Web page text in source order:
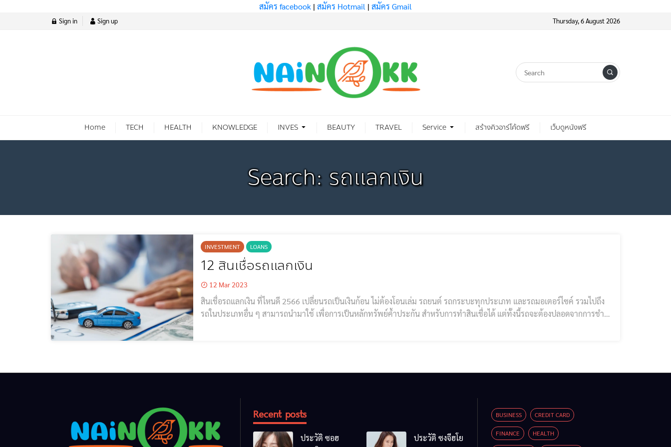
สมัคร facebook | สมัคร Hotmail | สมัคร Gmail
Sign in Sign up Thursday, 6 August 2026
Home TECH HEALTH KNOWLEDGE INVES BEAUTY TRAVEL Service สร้างคิวอาร์โค้ดฟรี เว็บดูหนังฟรี
Search: รถแลกเงิน
INVESTMENT LOANS
12 สินเชื่อรถแลกเงิน
12 Mar 2023
สินเชื่อรถแลกเงิน ที่ไหนดี 2566 เปลี่ยนรถเป็นเงินก้อน ไม่ต้องโอนเล่ม รถยนต์ รถกระบะทุกประเภท และรถมอเตอร์ไซค์ รวมไปถึง
รถในประเภทอื่น ๆ สามารถนำมาใช้ เพื่อการเป็นหลักทรัพย์ค้ำประกัน สำหรับการทำสินเชื่อได้ แต่ทั้งนี้รถจะต้องปลอดจากการชำระ
Recent posts
ประวัติ ซอฮ
ประวัติ ซงจีฮโย
BUSINESS CREDIT CARD
FINANCE HEALTH